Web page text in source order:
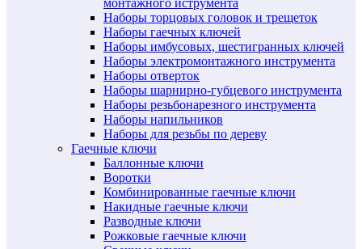
монтажного иструмента
Наборы торцовых головок и трещеток
Наборы гаечных ключей
Наборы имбусовых, шестигранных ключей
Наборы электромонтажного инструмента
Наборы отверток
Наборы шарнирно-губцевого инструмента
Наборы резьбонарезного инструмента
Наборы напильников
Наборы для резьбы по дереву
Гаечные ключи
Баллонные ключи
Воротки
Комбинированные гаечные ключи
Накидные гаечные ключи
Разводные ключи
Рожковые гаечные ключи